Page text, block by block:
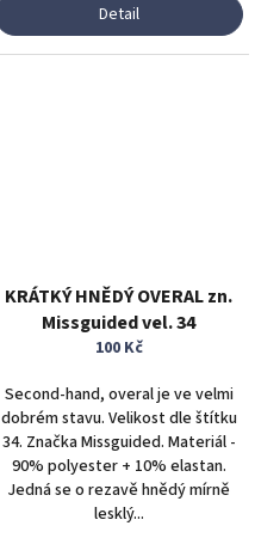
Detail
KRÁTKÝ HNĚDÝ OVERAL zn.
Missguided vel. 34
100 Kč
Second-hand, overal je ve velmi
dobrém stavu. Velikost dle štítku
34. Značka Missguided. Materiál -
90% polyester + 10% elastan.
Jedná se o rezavě hnědý mírně
lesklý...